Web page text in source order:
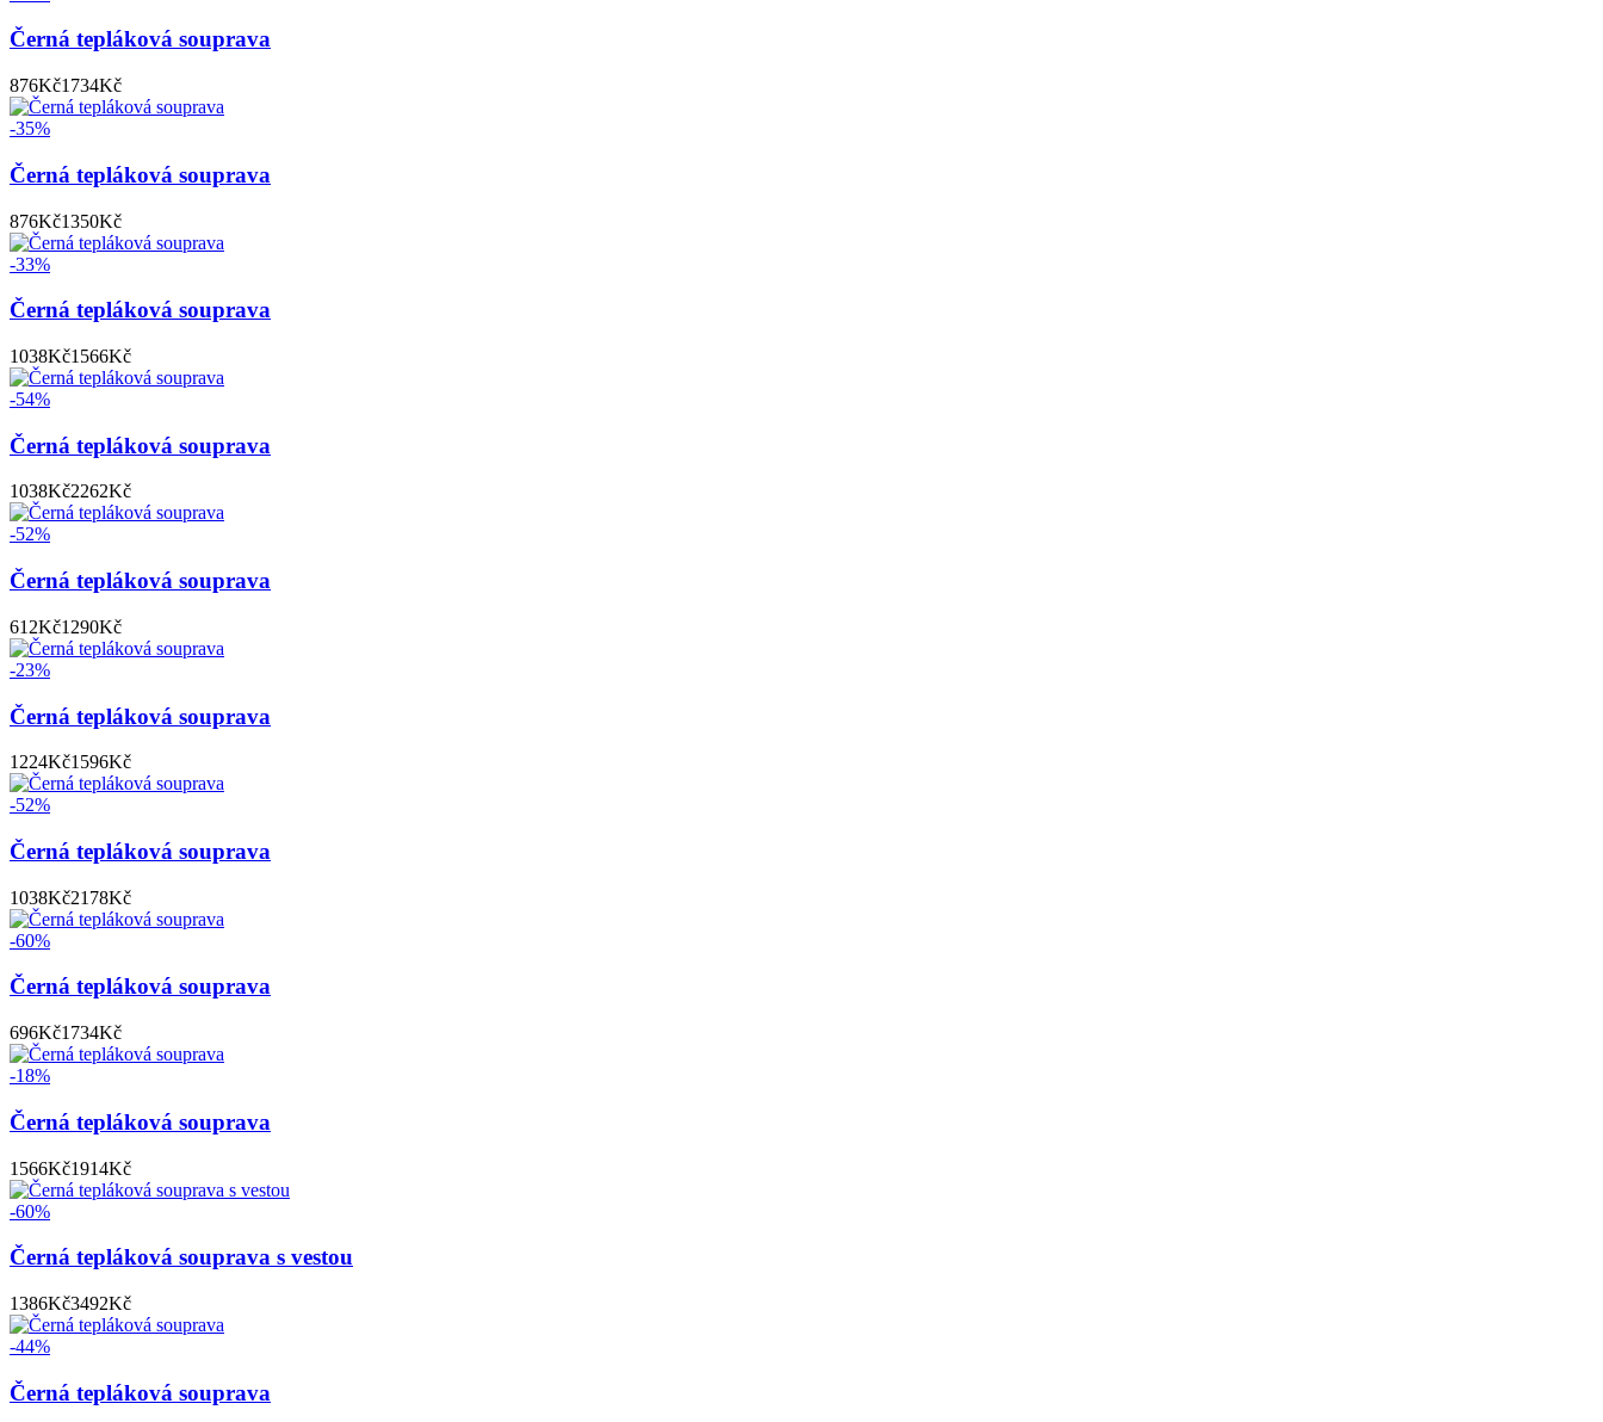
Černá tepláková souprava
876Kč1734Kč
-35%
Černá tepláková souprava
876Kč1350Kč
-33%
Černá tepláková souprava
1038Kč1566Kč
-54%
Černá tepláková souprava
1038Kč2262Kč
-52%
Černá tepláková souprava
612Kč1290Kč
-23%
Černá tepláková souprava
1224Kč1596Kč
-52%
Černá tepláková souprava
1038Kč2178Kč
-60%
Černá tepláková souprava
696Kč1734Kč
-18%
Černá tepláková souprava
1566Kč1914Kč
-60%
Černá tepláková souprava s vestou
1386Kč3492Kč
-44%
Černá tepláková souprava